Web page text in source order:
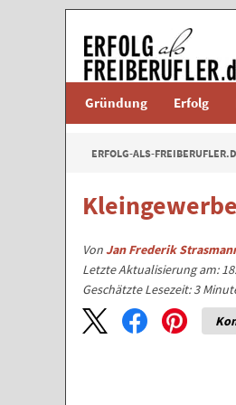
Gründung Erfolg
ERFOLG-ALS-
VonJan Frederik
Letzte Aktualisierung am:
Geschätzte Lesezeit:3